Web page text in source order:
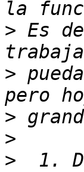
> Es
>
>
>
>
1.